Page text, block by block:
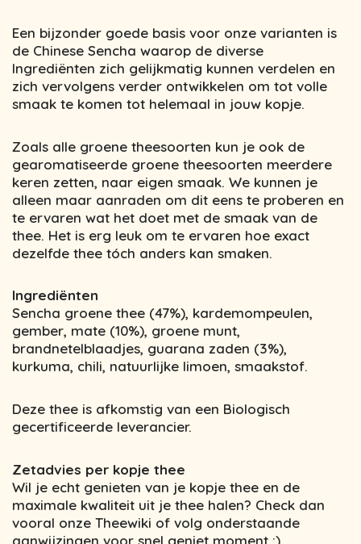
Een bijzonder goede basis voor onze varianten is
de Chinese Sencha waarop de diverse
Ingrediënten zich gelijkmatig kunnen verdelen en
zich vervolgens verder ontwikkelen om tot volle
smaak te komen tot helemaal in jouw kopje.
Zoals alle groene theesoorten kun je ook de
gearomatiseerde groene theesoorten meerdere
keren zetten, naar eigen smaak. We kunnen je
alleen maar aanraden om dit eens te proberen en
te ervaren wat het doet met de smaak van de
thee. Het is erg leuk om te ervaren hoe exact
dezelfde thee tóch anders kan smaken.
Ingrediënten
Sencha groene thee (47%), kardemompeulen,
gember, mate (10%), groene munt,
brandnetelblaadjes, guarana zaden (3%),
kurkuma, chili, natuurlijke limoen, smaakstof.
Deze thee is afkomstig van een Biologisch
gecertificeerde leverancier.
Zetadvies per kopje thee
Wil je echt genieten van je kopje thee en de
maximale kwaliteit uit je thee halen? Check dan
vooral onze Theewiki of volg onderstaande
aanwijzingen voor snel geniet moment :)